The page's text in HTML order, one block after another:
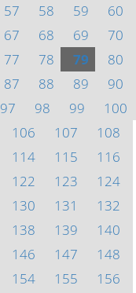
57 58 59
60
67 68 69
70
77 78 79
80
87 88 89
90
97 98 99
100
106 107
108
114 115
116
122 123
124
130 131
132
138 139
140
146 147
148
154 155
156